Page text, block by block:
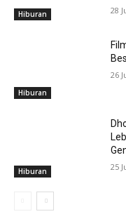
Hiburan 28
Hiburan
26
Hiburan 25